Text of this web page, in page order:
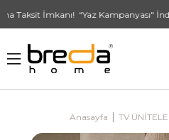
İmkanı! “Yaz Kampanyası"
Anasayfa TV